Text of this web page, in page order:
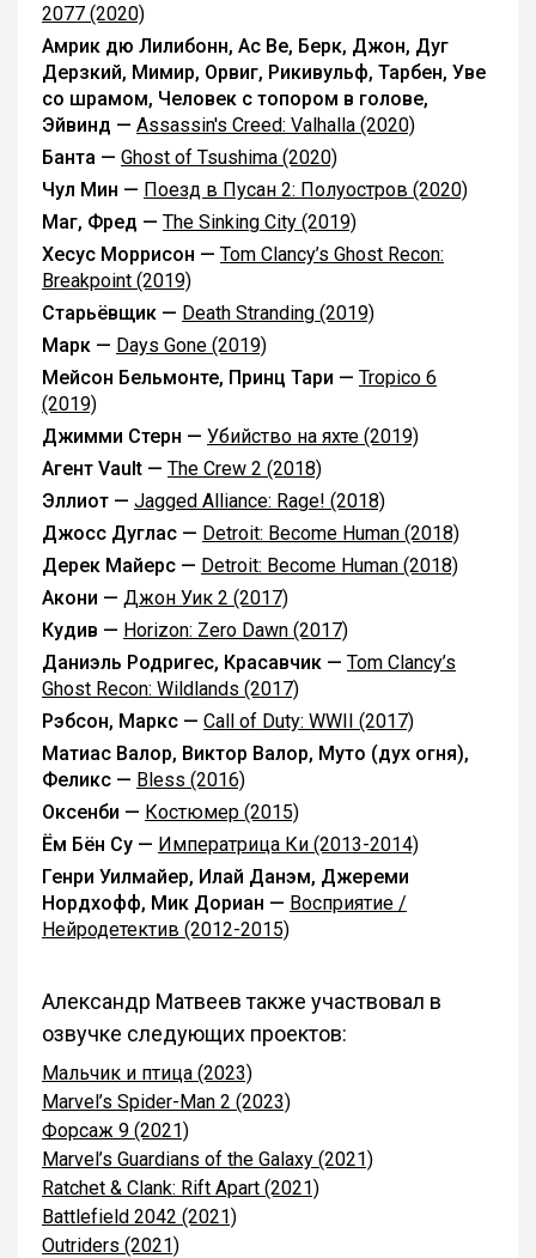
2077 (2020)
Амрик дю Лилибонн, Ас Ве, Берк, Джон, Дуг
Дерзкий, Мимир, Орвиг, Рикивульф, Тарбен, Уве
со шрамом, Человек с топором в голове,
Эйвинд — Assassin's Creed: Valhalla (2020)
Банта — Ghost of Tsushima (2020)
Чул Мин — Поезд в Пусан 2: Полуостров (2020)
Маг, Фред — The Sinking City (2019)
Хесус Моррисон — Tom Clancy’s Ghost Recon:
Breakpoint (2019)
Старьёвщик — Death Stranding (2019)
Марк — Days Gone (2019)
Мейсон Бельмонте, Принц Тари — Tropico 6
(2019)
Джимми Стерн — Убийство на яхте (2019)
Агент Vault — The Crew 2 (2018)
Эллиот — Jagged Alliance: Rage! (2018)
Джосс Дуглас — Detroit: Become Human (2018)
Дерек Майерс — Detroit: Become Human (2018)
Акони — Джон Уик 2 (2017)
Кудив — Horizon: Zero Dawn (2017)
Даниэль Родригес, Красавчик — Tom Clancy’s
Ghost Recon: Wildlands (2017)
Рэбсон, Маркс — Call of Duty: WWII (2017)
Матиас Валор, Виктор Валор, Муто (дух огня),
Феликс — Bless (2016)
Оксенби — Костюмер (2015)
Ём Бён Су — Императрица Ки (2013-2014)
Генри Уилмайер, Илай Данэм, Джереми
Нордхофф, Мик Дориан — Восприятие /
Нейродетектив (2012-2015)
Александр Матвеев также участвовал в
озвучке следующих проектов:
Мальчик и птица (2023)
Marvel’s Spider-Man 2 (2023)
Форсаж 9 (2021)
Marvel’s Guardians of the Galaxy (2021)
Ratchet & Clank: Rift Apart (2021)
Battlefield 2042 (2021)
Outriders (2021)